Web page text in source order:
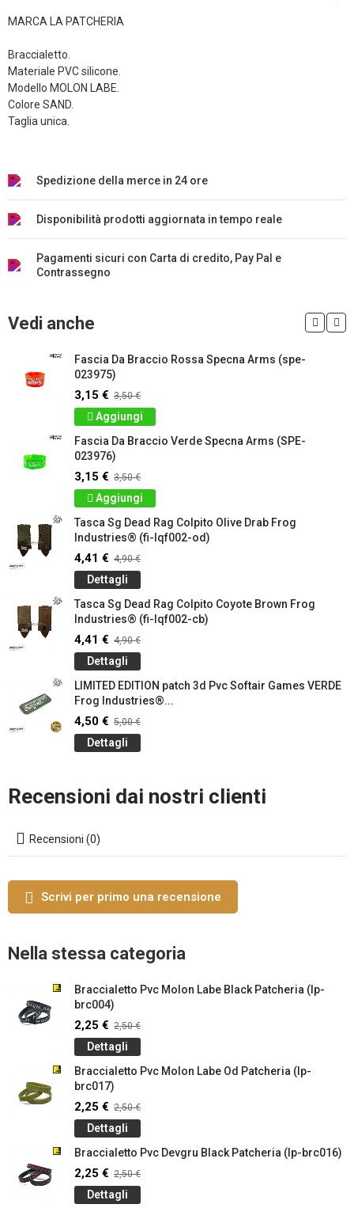
MARCA LA PATCHERIA
Braccialetto.
Materiale PVC silicone.
Modello MOLON LABE.
Colore SAND.
Taglia unica.
Spedizione della merce in 24 ore
Disponibilità prodotti aggiornata in tempo reale
Pagamenti sicuri con Carta di credito, Pay Pal e
Contrassegno
Vedi anche
Fascia Da Braccio Rossa Specna Arms (spe-
023975)
3,15 € 3,50 €
Aggiungi
Fascia Da Braccio Verde Specna Arms (SPE-
023976)
3,15 € 3,50 €
Aggiungi
Tasca Sg Dead Rag Colpito Olive Drab Frog
Industries® (fi-lqf002-od)
4,41 € 4,90 €
Dettagli
Tasca Sg Dead Rag Colpito Coyote Brown Frog
Industries® (fi-lqf002-cb)
4,41 € 4,90 €
Dettagli
LIMITED EDITION patch 3d Pvc Softair Games VERDE
Frog Industries®...
4,50 € 5,00 €
Dettagli
Recensioni dai nostri clienti
Recensioni (0)
Scrivi per primo una recensione
Nella stessa categoria
Braccialetto Pvc Molon Labe Black Patcheria (lp-
brc004)
2,25 € 2,50 €
Dettagli
Braccialetto Pvc Molon Labe Od Patcheria (lp-
brc017)
2,25 € 2,50 €
Dettagli
Braccialetto Pvc Devgru Black Patcheria (lp-brc016)
2,25 € 2,50 €
Dettagli